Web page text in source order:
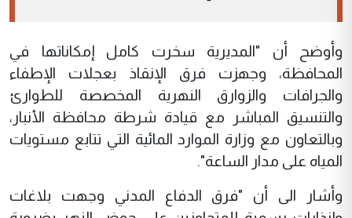
وأوضح أن "المديرية سخرت كامل إمكاناتها في
المحافظة، وجهزت فرق الإنقاذ بعجلات الإطفاء
والجرافات والزوارق النهرية المخصصة للطوارئ
والتنسيق المباشر مع قيادة شرطة محافظة الأنبار،
وبالتعاون مع وزارة الموارد المائية التي تتابع مستويات
المياه على مدار الساعة".
وأشار الى أن "فرق الدفاع المدني وجهت بلاغات